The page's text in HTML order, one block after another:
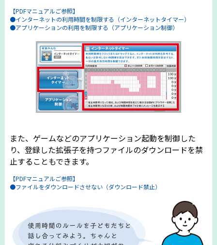
【PDFマニュアルご参照】
●インターネットの利用時間を制限する（インターネットタイマー）
●アプリケーションの利用を制限する（アプリケーション制御）
また、ゲームなどのアプリケーション起動を制御した
り、登録した拡張子を持つファイルのダウンロードを禁
止することもできます。
【PDFマニュアルご参照】
●ファイルをダウンロードさせない（ダウンロード禁止）